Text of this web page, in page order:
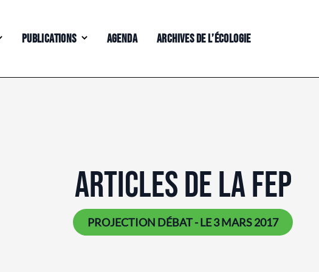
PUBLICATIONS AGENDA ARCHIVES DE L’ÉCOLOGIE
ARTICLES DE LA FEP
PROJECTION DÉBAT - LE 3 MARS 2017